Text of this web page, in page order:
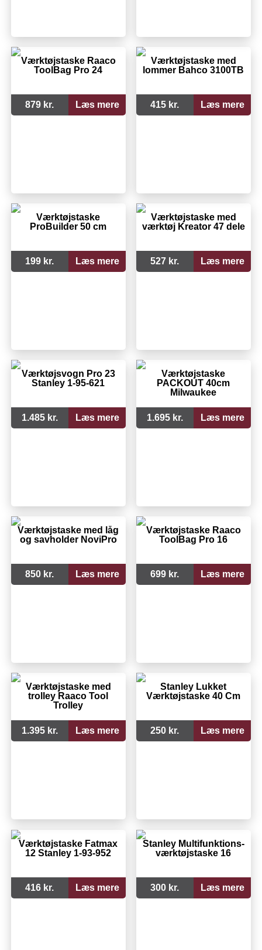
Værktøjstaske Raaco
ToolBag Pro 24
879 kr. Læs mere
Værktøjstaske med
lommer Bahco 3100TB
415 kr. Læs mere
Værktøjstaske
ProBuilder 50 cm
199 kr. Læs mere
Værktøjstaske med
værktøj Kreator 47 dele
527 kr. Læs mere
Værktøjsvogn Pro 23
Stanley 1-95-621
1.485 kr. Læs mere
Værktøjstaske
PACKOUT 40cm
Milwaukee
1.695 kr. Læs mere
Værktøjstaske med låg
og savholder NoviPro
850 kr. Læs mere
Værktøjstaske Raaco
ToolBag Pro 16
699 kr. Læs mere
Værktøjstaske med
trolley Raaco Tool
Trolley
1.395 kr. Læs mere
Stanley Lukket
Værktøjstaske 40 Cm
250 kr. Læs mere
Værktøjstaske Fatmax
12 Stanley 1-93-952
416 kr. Læs mere
Stanley Multifunktions-
værktøjstaske 16
300 kr. Læs mere